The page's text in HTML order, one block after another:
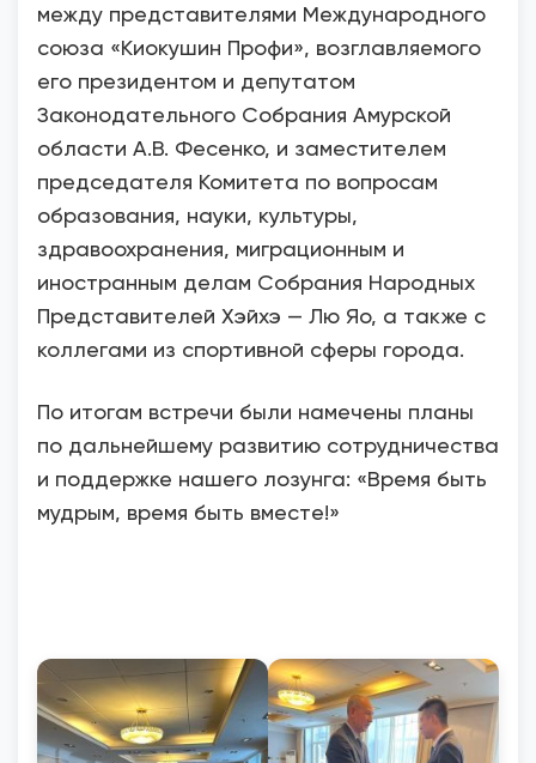
между представителями Международного
союза «Киокушин Профи», возглавляемого
его президентом и депутатом
Законодательного Собрания Амурской
области А.В. Фесенко, и заместителем
председателя Комитета по вопросам
образования, науки, культуры,
здравоохранения, миграционным и
иностранным делам Собрания Народных
Представителей Хэйхэ — Лю Яо, а также с
коллегами из спортивной сферы города.
По итогам встречи были намечены планы
по дальнейшему развитию сотрудничества
и поддержке нашего лозунга: «Время быть
мудрым, время быть вместе!»